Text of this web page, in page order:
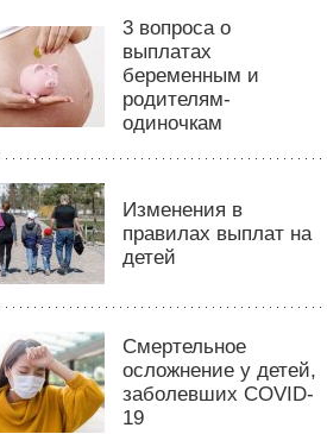
3 вопроса о
выплатах
беременным и
родителям-
одиночкам
Изменения в
правилах выплат на
детей
Смертельное
осложнение у детей,
заболевших COVID-
19